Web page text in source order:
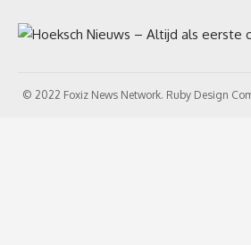
© 2022 Foxiz News Network. Ruby Design